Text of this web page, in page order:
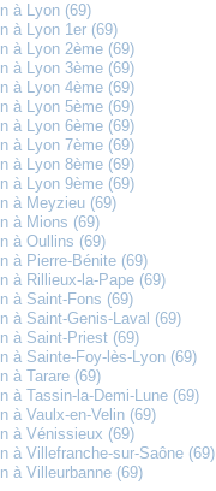
à Lyon (69)
à Lyon 1er (69)
à Lyon 2ème (69)
à Lyon 3ème (69)
à Lyon 4ème (69)
à Lyon 5ème (69)
à Lyon 6ème (69)
à Lyon 7ème (69)
à Lyon 8ème (69)
à Lyon 9ème (69)
à Meyzieu (69)
à Mions (69)
à Oullins (69)
à Pierre-Bénite (69)
à Rillieux-la-Pape (69)
à Saint-Fons (69)
à Saint-Genis-Laval (69)
à Saint-Priest (69)
à Sainte-Foy-lès-Lyon (69)
à Tarare (69)
à Tassin-la-Demi-Lune (69)
à Vaulx-en-Velin (69)
à Vénissieux (69)
à Villefranche-sur-Saône (69)
à Villeurbanne (69)